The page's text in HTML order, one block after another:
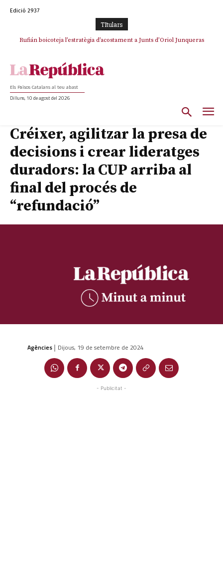
Edició 2937
TItulars
Rufián boicoteja l’estratègia d’acostament a Junts d’Oriol Junqueras
Els Països Catalans al teu abast
Dilluns, 10 de agost del 2026
Créixer, agilitzar la presa de
decisions i crear lideratges
duradors: la CUP arriba al
final del procés de
“refundació”
Agències | Dijous, 19 de setembre de 2024
- Publicitat -